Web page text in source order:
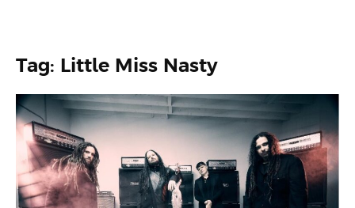
Tag: Little Miss Nasty